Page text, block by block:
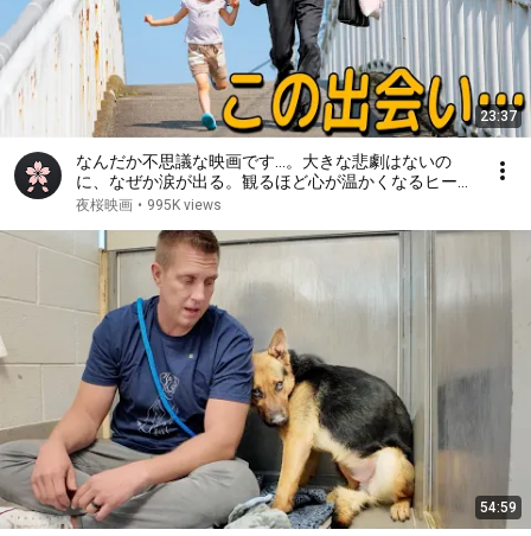
23:37
なんだか不思議な映画です…。大きな悲劇はないの
に、なぜか涙が出る。観るほど心が温かくなるヒーリ
ング映画【映画紹介】
夜桜映画 • 995K views
54:59